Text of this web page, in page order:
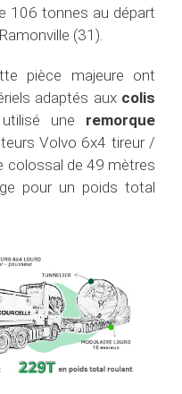
106 tonnes au départ
(31).
pièce majeure ont
adaptés aux colis
une remorque
Volvo 6x4 tireur /
colossal de 49 mètres
pour un poids total